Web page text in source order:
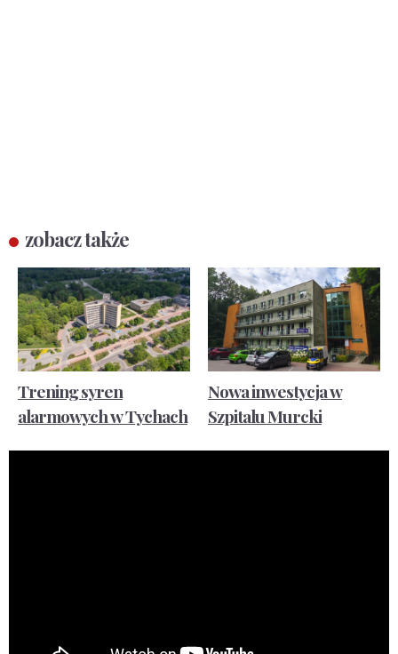
zobacz także
Trening syren
alarmowych w Tychach
Nowa inwestycja w
Szpitalu Murcki